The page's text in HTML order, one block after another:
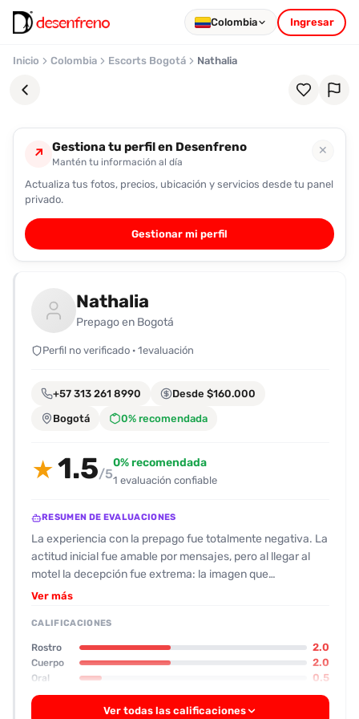
Colombia Ingresar
Inicio Colombia Escorts Bogotá Nathalia
Favoritos
Pronto
podrás
registrarte
guardar
favoritas
para
fácilmente.
↗ Gestiona tu perfil en Desenfreno
Mantén tu información al día
✕
Actualiza tus fotos, precios, ubicación y servicios desde tu panel
privado.
Gestionar mi perfil
Nathalia
Prepago en Bogotá
Perfil no verificado · 1evaluación
+57 313 261 8990 Desde $160.000
Bogotá 0% recomendada
★1.5/5
0% recomendada
1 evaluación confiable
RESUMEN DE EVALUACIONES
La experiencia con la prepago fue totalmente negativa. La
actitud inicial fue amable por mensajes, pero al llegar al
motel la decepción fue extrema: la imagen que
promocionaba no coincidió con la realidad. El
años, figura muy delgada y sin mucho atractivo, con
apariencia decadente y con aparatos de ortodoncia que lo
hacen más incómodo. Su rostro y su físico obtuvieron
valoraciones de 4 (en una escala de 1 a 5), señalando que
ni siquiera cumple con la estética que se muestra en fotos.
En cuanto al servicio, el cliente calificó el oral como
Ver más
CALIFICACIONES
Rostro 2.0
Cuerpo 2.0
Oral 0.5
Ver todas las calificaciones